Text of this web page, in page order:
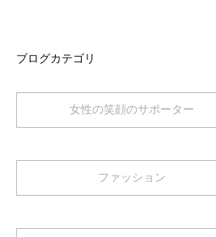
ブログカテゴリ
女性の笑顔のサポーター
ファッション